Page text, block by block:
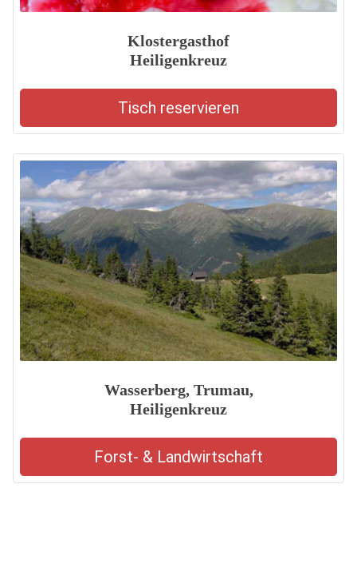
Klostergasthof
Heiligenkreuz
Tisch reservieren
Wasserberg, Trumau,
Heiligenkreuz
Forst- & Landwirtschaft